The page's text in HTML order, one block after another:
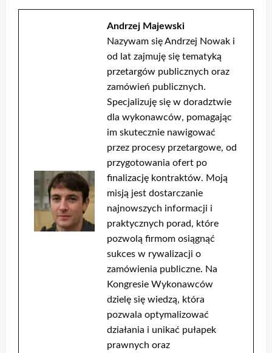
Andrzej Majewski
Nazywam się Andrzej Nowak i
od lat zajmuję się tematyką
przetargów publicznych oraz
zamówień publicznych.
Specjalizuję się w doradztwie
dla wykonawców, pomagając
im skutecznie nawigować
przez procesy przetargowe, od
przygotowania ofert po
finalizację kontraktów. Moją
misją jest dostarczanie
najnowszych informacji i
praktycznych porad, które
pozwolą firmom osiągnąć
sukces w rywalizacji o
zamówienia publiczne. Na
Kongresie Wykonawców
dzielę się wiedzą, która
pozwala optymalizować
działania i unikać pułapek
prawnych oraz